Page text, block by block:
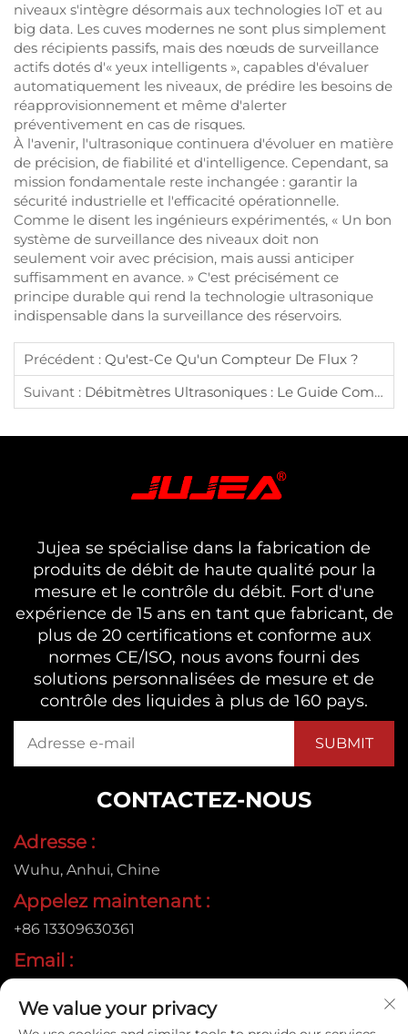
niveaux s'intègre désormais aux technologies IoT et au
big data. Les cuves modernes ne sont plus simplement
des récipients passifs, mais des nœuds de surveillance
actifs dotés d'« yeux intelligents », capables d'évaluer
automatiquement les niveaux, de prédire les besoins de
réapprovisionnement et même d'alerter
préventivement en cas de risques.
À l'avenir, l'ultrasonique continuera d'évoluer en matière
de précision, de fiabilité et d'intelligence. Cependant, sa
mission fondamentale reste inchangée : garantir la
sécurité industrielle et l'efficacité opérationnelle.
Comme le disent les ingénieurs expérimentés, « Un bon
système de surveillance des niveaux doit non
seulement voir avec précision, mais aussi anticiper
suffisamment en avance. » C'est précisément ce
principe durable qui rend la technologie ultrasonique
indispensable dans la surveillance des réservoirs.
Précédent : Qu'est-Ce Qu'un Compteur De Flux ?
Suivant : Débitmètres Ultrasoniques : Le Guide Complet Pour Les Applications Industrielles
Jujea se spécialise dans la fabrication de
produits de débit de haute qualité pour la
mesure et le contrôle du débit. Fort d'une
expérience de 15 ans en tant que fabricant, de
plus de 20 certifications et conforme aux
normes CE/ISO, nous avons fourni des
solutions personnalisées de mesure et de
contrôle des liquides à plus de 160 pays.
CONTACTEZ-NOUS
Adresse :
Wuhu, Anhui, Chine
Appelez maintenant :
+86 13309630361
Email :
We value your privacy